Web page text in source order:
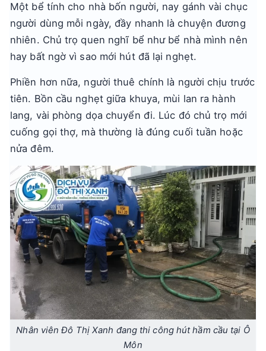
Một bể tính cho nhà bốn người, nay gánh vài chục
người dùng mỗi ngày, đầy nhanh là chuyện đương
nhiên. Chủ trọ quen nghĩ bể như bể nhà mình nên
hay bất ngờ vì sao mới hút đã lại nghẹt.
Phiền hơn nữa, người thuê chính là người chịu trước
tiên. Bồn cầu nghẹt giữa khuya, mùi lan ra hành
lang, vài phòng dọa chuyển đi. Lúc đó chủ trọ mới
cuống gọi thợ, mà thường là đúng cuối tuần hoặc
nửa đêm.
Nhân viên Đô Thị Xanh đang thi công hút hầm cầu tại Ô
Môn